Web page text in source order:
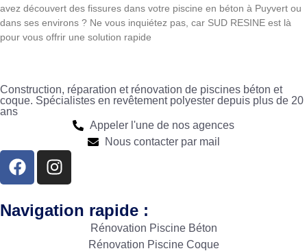
avez découvert des fissures dans votre piscine en béton à Puyvert ou
dans ses environs ? Ne vous inquiétez pas, car SUD RESINE est là
pour vous offrir une solution rapide
Construction, réparation et rénovation de piscines béton et
coque. Spécialistes en revêtement polyester depuis plus de 20
ans
Appeler l'une de nos agences
Nous contacter par mail
Navigation rapide :
Rénovation Piscine Béton
Rénovation Piscine Coque